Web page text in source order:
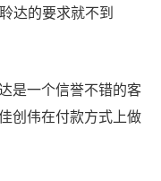
达的要求就不到
是一个信誉不错的客
创伟在付款方式上做